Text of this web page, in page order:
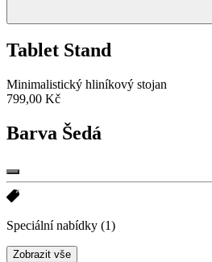
Tablet Stand
Minimalistický hliníkový stojan
799,00 Kč
Barva Šedá
Speciální nabídky (1)
Zobrazit vše